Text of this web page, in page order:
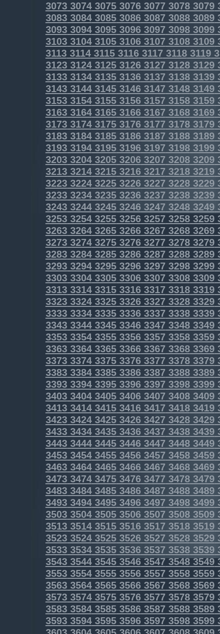
3073307430753076307730783079
3083308430853086308730883089
3093309430953096309730983099
31033104310531063107 31083109
3113311431153116311731183119
31233124312531263127 31283129
31333134313531363137 31383139
31433144314531463147 31483149
31533154315531563157 31583159
31633164316531663167 31683169
31733174317531763177 31783179
31833184318531863187 31883189
31933194319531963197 31983199
32033204320532063207 32083209
32133214321532163217 32183219
32233224322532263227 32283229
32333234323532363237 32383239
32433244324532463247 32483249
3253325432553256325732583259
3263326432653266326732683269
3273327432753276327732783279
3283328432853286328732883289
3293329432953296329732983299
3303330433053306330733083309
3313331433153316331733183319
3323332433253326332733283329
3333333433353336333733383339
3343334433453346334733483349
3353335433553356335733583359
3363336433653366336733683369
3373337433753376337733783379
3383338433853386338733883389
33933394339533963397 33983399
34033404340534063407 34083409
34133414341534163417 34183419
34233424342534263427 34283429
34333434343534363437 34383439
34433444344534463447 34483449
34533454345534563457 34583459
34633464346534663467 34683469
34733474347534763477 34783479
34833484348534863487 34883489
34933494349534963497 34983499
35033504350535063507 35083509
35133514351535163517 35183519
35233524352535263527 35283529
35333534353535363537 35383539
3543354435453546354735483549
3553355435553556355735583559
3563356435653566356735683569
3573357435753576357735783579
3583358435853586358735883589
3593359435953596359735983599